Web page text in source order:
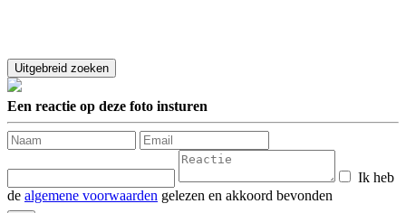
Een reactie op deze foto insturen
Ik heb
de algemene voorwaarden gelezen en akkoord bevonden